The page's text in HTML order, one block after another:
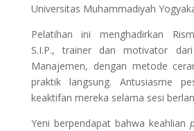
Universitas Muhammadiyah
Pelatihan ini menghadirkan
S.I.P., trainer dan motivator
Manajemen, dengan metode
praktik langsung. Antusiasme
keaktifan mereka selama sesi
Yeni berpendapat bahwa keahlian